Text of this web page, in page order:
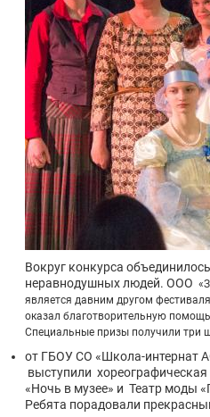
Вокруг конкурса
неравнодушных людей. ООО «
является давним другом
оказал благотворительную
Специальные призы получили три
от ГБОУ СО «Школа-интернат
выступили
«Ночь в музее» и Театр моды
Ребята порадовали